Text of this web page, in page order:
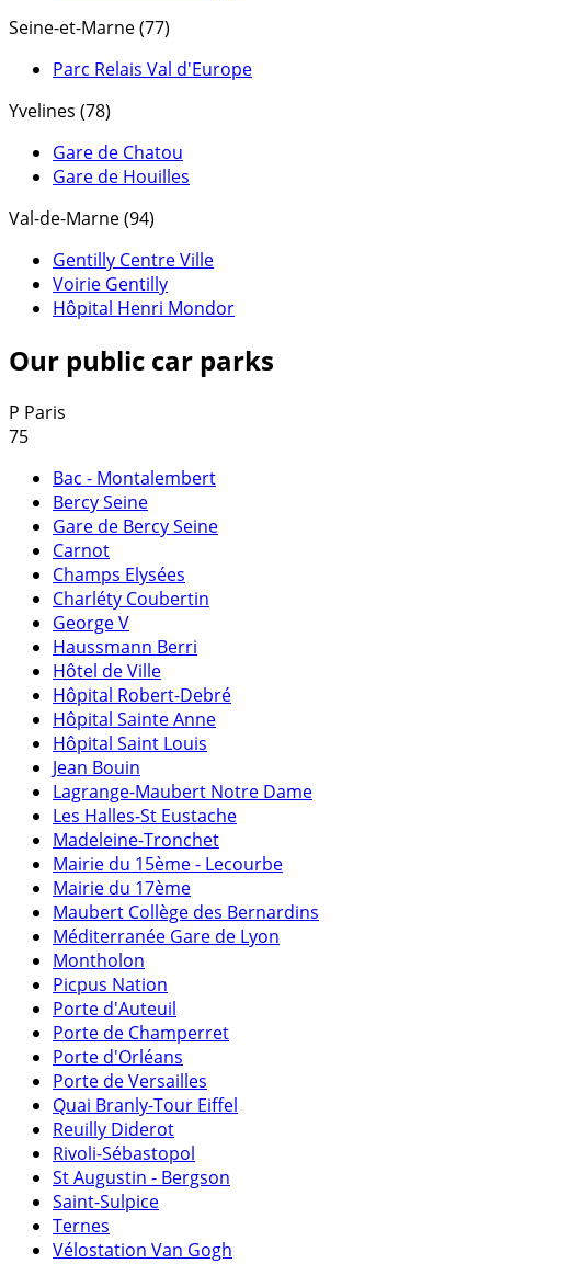
Seine-et-Marne (77)
Parc Relais Val d'Europe
Yvelines (78)
Gare de Chatou
Gare de Houilles
Val-de-Marne (94)
Gentilly Centre Ville
Voirie Gentilly
Hôpital Henri Mondor
Our public car parks
P Paris
75
Bac - Montalembert
Bercy Seine
Gare de Bercy Seine
Carnot
Champs Elysées
Charléty Coubertin
George V
Haussmann Berri
Hôtel de Ville
Hôpital Robert-Debré
Hôpital Sainte Anne
Hôpital Saint Louis
Jean Bouin
Lagrange-Maubert Notre Dame
Les Halles-St Eustache
Madeleine-Tronchet
Mairie du 15ème - Lecourbe
Mairie du 17ème
Maubert Collège des Bernardins
Méditerranée Gare de Lyon
Montholon
Picpus Nation
Porte d'Auteuil
Porte de Champerret
Porte d'Orléans
Porte de Versailles
Quai Branly-Tour Eiffel
Reuilly Diderot
Rivoli-Sébastopol
St Augustin - Bergson
Saint-Sulpice
Ternes
Vélostation Van Gogh